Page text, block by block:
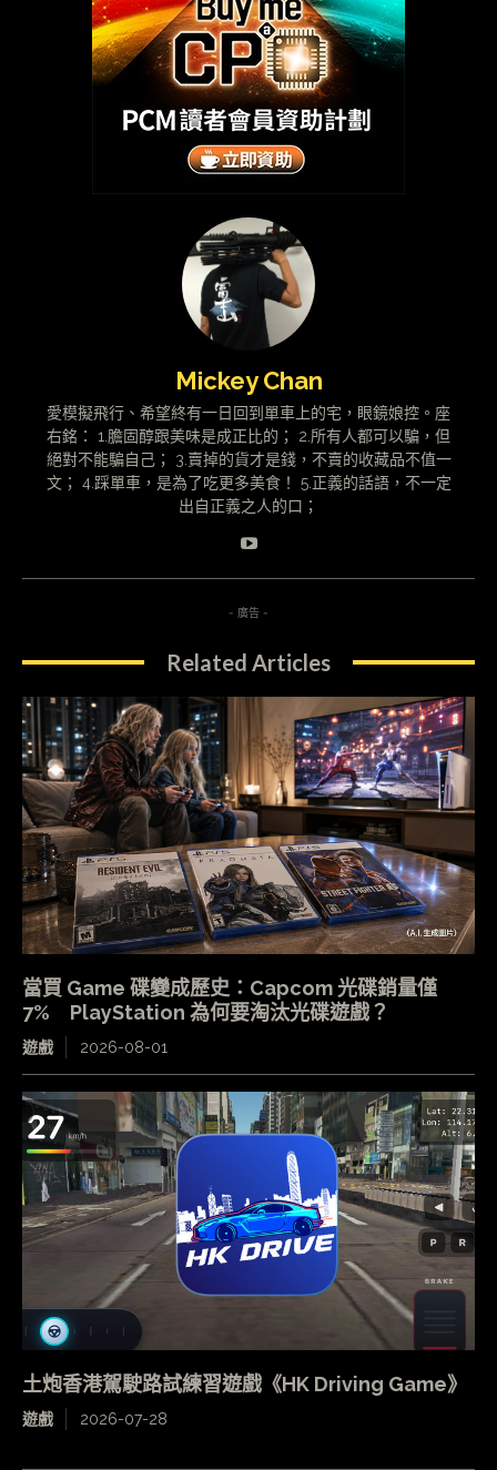
Mickey Chan
愛模擬飛行、希望終有一日回到單車上的宅，眼鏡娘控。座
右銘： 1.膽固醇跟美味是成正比的； 2.所有人都可以騙，但
絕對不能騙自己； 3.賣掉的貨才是錢，不賣的收藏品不值一
文； 4.踩單車，是為了吃更多美食！ 5.正義的話語，不一定
出自正義之人的口；
- 廣告 -
Related Articles
當買 Game 碟變成歷史：Capcom 光碟銷量僅
7% PlayStation 為何要淘汰光碟遊戲？
遊戲 2026-08-01
土炮香港駕駛路試練習遊戲《HK Driving Game》
遊戲 2026-07-28